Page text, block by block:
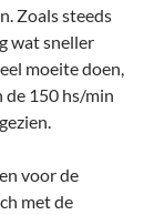
Zoals steeds
wat sneller
moeite doen,
de 150 hs/min
voor de
met de